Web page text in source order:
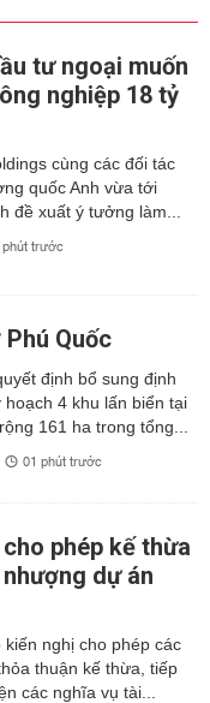
tư ngoại muốn
nghiệp 18 tỷ
cùng các đối tác
quốc Anh vừa tới
đề xuất ý tưởng làm...
trước
Quốc
định bổ sung định
hoạch 4 khu lấn biển tại
161 ha trong tổng...
01 phút trước
phép kế thừa
dự án
kiến nghị cho phép các
thuận kế thừa, tiếp
các nghĩa vụ tài...